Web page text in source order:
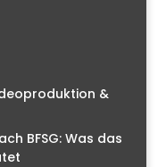
&
BFSG: Was das